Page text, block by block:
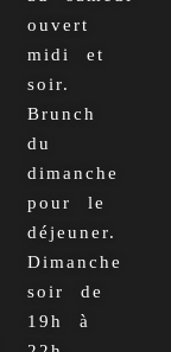
ouvert
midi et
soir.
Brunch
du
dimanche
pour le
déjeuner.
Dimanche
soir de
19h à